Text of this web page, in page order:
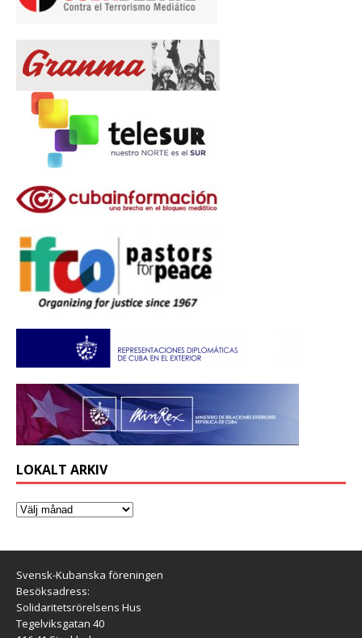
LOKALT ARKIV
Svensk-Kubanska föreningen
Besöksadress:
Solidaritetsrörelsens Hus
Tegelviksgatan 40